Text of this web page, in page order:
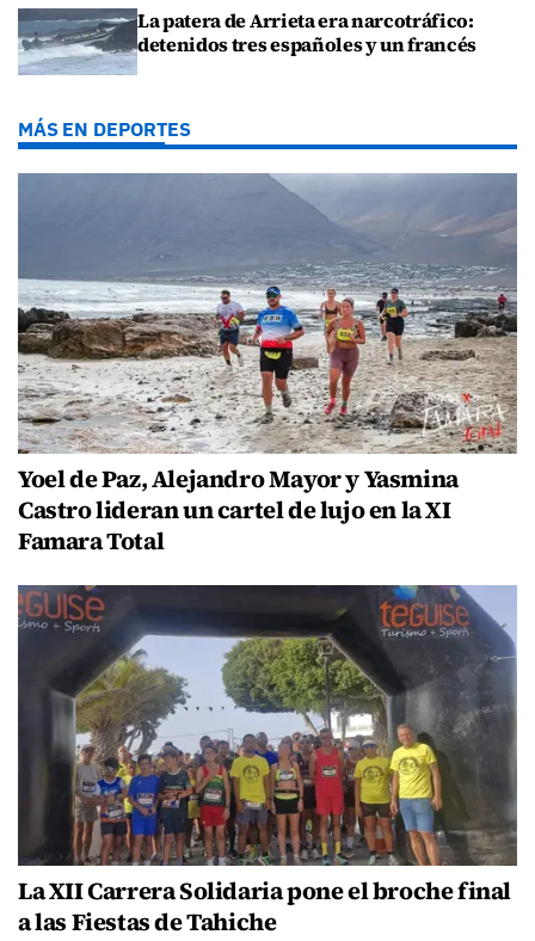
La patera de Arrieta era narcotráfico:
detenidos tres españoles y un francés
MÁS EN DEPORTES
Yoel de Paz, Alejandro Mayor y Yasmina
Castro lideran un cartel de lujo en la XI
Famara Total
La XII Carrera Solidaria pone el broche final
a las Fiestas de Tahiche